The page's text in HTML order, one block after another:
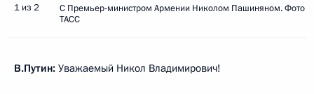
1 из 2
С Премьер-министром Армении Николом Пашиняном. Фото
ТАСС
В.Путин: Уважаемый Никол Владимирович!